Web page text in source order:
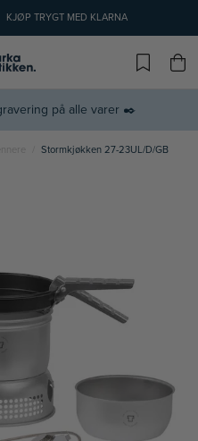
KJØP TRYGT MED KLARNA
på alle varer ✒️
Stormkjøkken 27-23UL/D/GB